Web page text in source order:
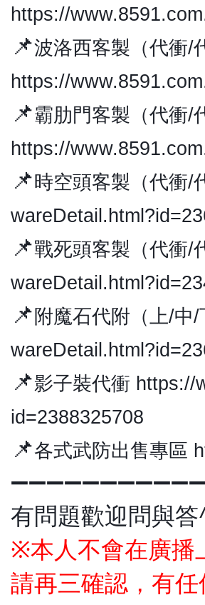
https://
📌波洛西客製（代衝/
https://
📌霸肋門客製（代衝/
https://
📌時空頭客製（代衝/
📌戰死頭客製（代衝/
📌 附魔石代附（上/中
📌影子裝代衝 https://
id=2388325708
📌各式武防出售專區
有問題歡迎問與
※本人不會在廣播
請再三確認，有